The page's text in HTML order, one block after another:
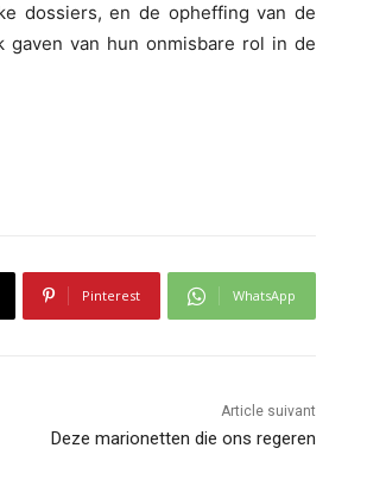
dossiers, en de opheffing van de
gaven van hun onmisbare rol in de
Pinterest WhatsApp
Article suivant
Deze marionetten die ons regeren